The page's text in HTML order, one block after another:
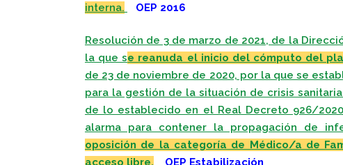
interna.
OEP 2016
Resolución de 3 de marzo de 2021, de la
la que se reanuda el inicio del cómputo del
de 23 de noviembre de 2020, por la que se
para la gestión de la situación de crisis
de lo establecido en el Real Decreto 926/
alarma para contener la propagación de
oposición de la categoría de Médico/a de
acceso libre.
OEP Estabilización